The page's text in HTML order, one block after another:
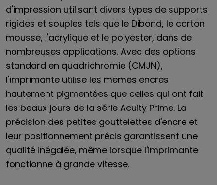
d'impression utilisant divers types de supports
rigides et souples tels que le Dibond, le carton
mousse, l'acrylique et le polyester, dans de
nombreuses applications. Avec des options
standard en quadrichromie (CMJN),
l'imprimante utilise les mêmes encres
hautement pigmentées que celles qui ont fait
les beaux jours de la série Acuity Prime. La
précision des petites gouttelettes d'encre et
leur positionnement précis garantissent une
qualité inégalée, même lorsque l'imprimante
fonctionne à grande vitesse.